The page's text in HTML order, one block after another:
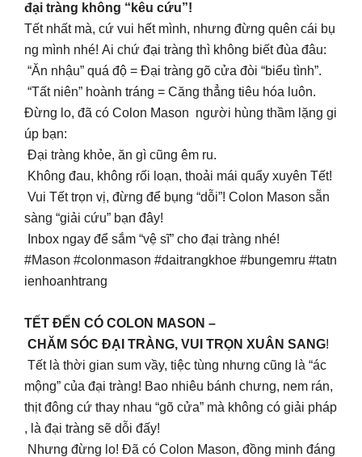
đại tràng không “kêu cứu”!
Tết nhất mà, cứ vui hết mình, nhưng đừng quên cái bụ
ng mình nhé! Ai chứ đại tràng thì không biết đùa đâu:
“Ăn nhậu” quá độ = Đại tràng gõ cửa đòi “biểu tình”.
“Tất niên” hoành tráng = Căng thẳng tiêu hóa luôn.
Đừng lo, đã có Colon Mason người hùng thầm lặng gi
úp bạn:
Đại tràng khỏe, ăn gì cũng êm ru.
Không đau, không rối loạn, thoải mái quẩy xuyên Tết!
Vui Tết trọn vị, đừng để bụng “dỗi”! Colon Mason sẵn
sàng “giải cứu” bạn đây!
Inbox ngay để sắm “vệ sĩ” cho đại tràng nhé!
#Mason #colonmason #daitrangkhoe #bungemru #tatn
ienhoanhtrang
TẾT ĐẾN CÓ COLON MASON –
CHĂM SÓC ĐẠI TRÀNG, VUI TRỌN XUÂN SANG!
Tết là thời gian sum vầy, tiệc tùng nhưng cũng là “ác
mộng” của đại tràng! Bao nhiêu bánh chưng, nem rán,
thịt đông cứ thay nhau “gõ cửa” mà không có giải pháp
, là đại tràng sẽ dỗi đấy!
Nhưng đừng lo! Đã có Colon Mason, đồng minh đáng